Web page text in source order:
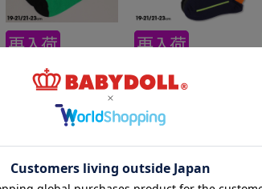
PUMA クルーソックス 3
足セット 1091
ックス 3足セット 1093